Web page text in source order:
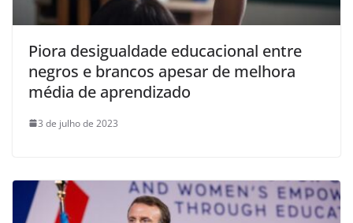
Piora desigualdade educacional entre
negros e brancos apesar de melhora
média de aprendizado
3 de julho de 2023